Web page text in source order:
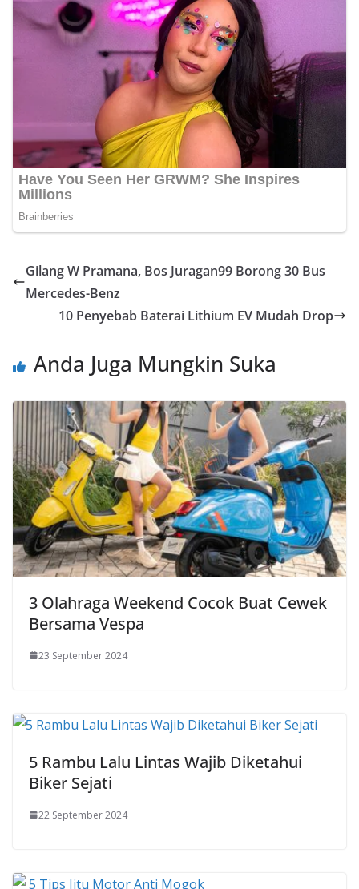
Gilang W Pramana, Bos Juragan99 Borong 30 Bus
Mercedes-Benz
10 Penyebab Baterai Lithium EV Mudah Drop
Anda Juga Mungkin Suka
3 Olahraga Weekend Cocok Buat Cewek
Bersama Vespa
23 September 2024
5 Rambu Lalu Lintas Wajib Diketahui
Biker Sejati
22 September 2024